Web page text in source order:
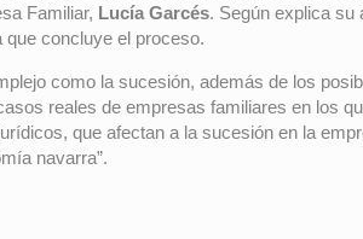
Familiar, Lucía Garcés. Según explica su
concluye el proceso.
como la sucesión, además de los
reales de empresas familiares en los
que afectan a la sucesión en la
navarra”.